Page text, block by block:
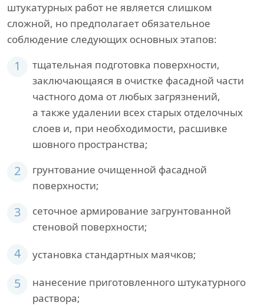
штукатурных работ не является слишком
сложной, но предполагает обязательное
соблюдение следующих основных этапов:
1
тщательная подготовка поверхности,
заключающаяся в очистке фасадной части
частного дома от любых загрязнений,
а также удалении всех старых отделочных
слоев и, при необходимости, расшивке
шовного пространства;
2
грунтование очищенной фасадной
поверхности;
3
сеточное армирование загрунтованной
стеновой поверхности;
4 установка стандартных маячков;
5
нанесение приготовленного штукатурного
раствора;